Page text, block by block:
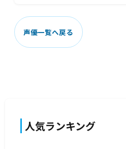
声優一覧へ戻る
人気ランキング